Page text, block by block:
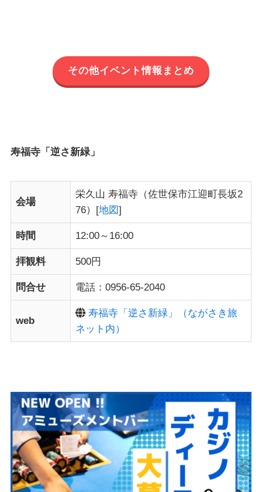
その他イベント情報まとめ
寿福寺「逆さ新緑」
会場
栄久山 寿福寺（佐世保市江迎町長坂2
76）[地図]
時間 12:00～16:00
拝観料 500円
問合せ 電話：0956-65-2040
web
寿福寺「逆さ新緑」（ながさき旅
ネット内）